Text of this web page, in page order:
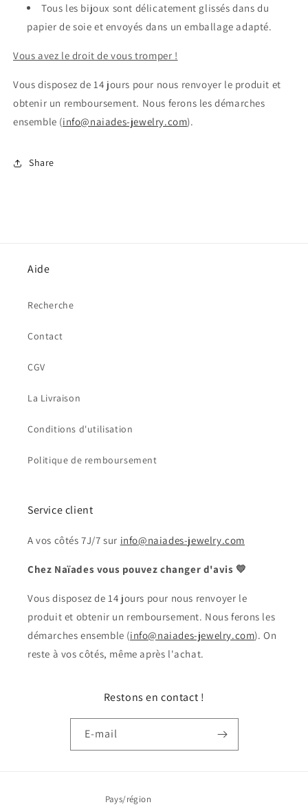
Tous les bijoux sont délicatement glissés dans du
papier de soie et envoyés dans un emballage adapté.
Vous avez le droit de vous tromper !
Vous disposez de 14 jours pour nous renvoyer le produit et
obtenir un remboursement. Nous ferons les démarches
ensemble (info@naiades-jewelry.com).
Share
Aide
Recherche
Contact
CGV
La Livraison
Conditions d'utilisation
Politique de remboursement
Service client
A vos côtés 7J/7 sur info@naiades-jewelry.com
Chez Naïades vous pouvez changer d'avis 💛
Vous disposez de 14 jours pour nous renvoyer le
produit et obtenir un remboursement. Nous ferons les
démarches ensemble (info@naiades-jewelry.com). On
reste à vos côtés, même après l'achat.
Restons en contact !
E-mail
Pays/région